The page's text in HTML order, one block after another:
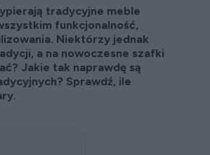
tradycyjne meble
funkcjonalność,
Niektórzy jednak
a na nowoczesne szafki
Jakie tak naprawdę są
Sprawdź, ile